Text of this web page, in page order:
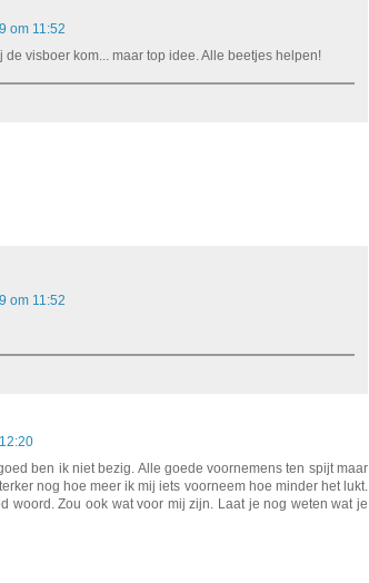
om 11:52
de visboer kom... maar top idee. Alle beetjes helpen!
om 11:52
ben ik niet bezig. Alle goede voornemens ten spijt maar
nog hoe meer ik mij iets voorneem hoe minder het lukt.
woord. Zou ook wat voor mij zijn. Laat je nog weten wat je